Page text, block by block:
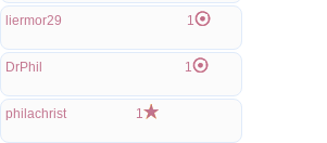
liermor29 1
DrPhil 1
philachrist 1